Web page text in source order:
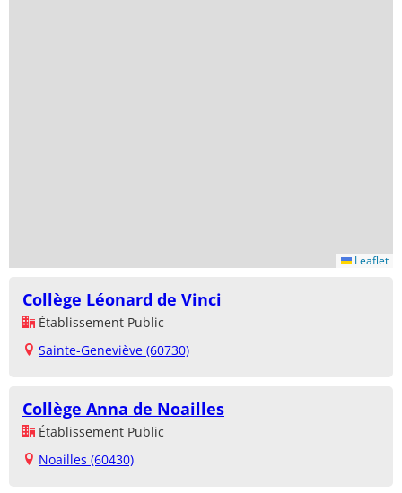
Leaflet
Collège Léonard de Vinci
Établissement Public
Sainte-Geneviève (60730)
Collège Anna de Noailles
Établissement Public
Noailles (60430)